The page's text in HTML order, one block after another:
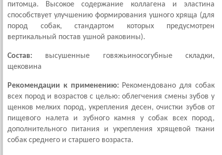
питомца. Высокое содержание коллагена и эластина
способствует улучшению формирования ушного хряща (для
пород собак, стандартом которых предусмотрен
вертикальный постав ушной раковины).
Состав: высушенные говяжьиносогубные складки,
щековина
Рекомендации к применению:Рекомендовано для собак
всех пород и возрастов с целью: облегчения смены зубов у
щенков мелких пород, укрепления десен, очистки зубов от
пищевого налета и зубного камня у собак всех пород,
дополнительного питания и укрепления хрящевой ткани
собак среднего и старшего возраста.